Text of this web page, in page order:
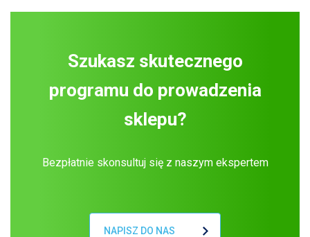
Szukasz skutecznego
programu do prowadzenia
sklepu?
Bezpłatnie skonsultuj się z naszym ekspertem
NAPISZ DO NAS